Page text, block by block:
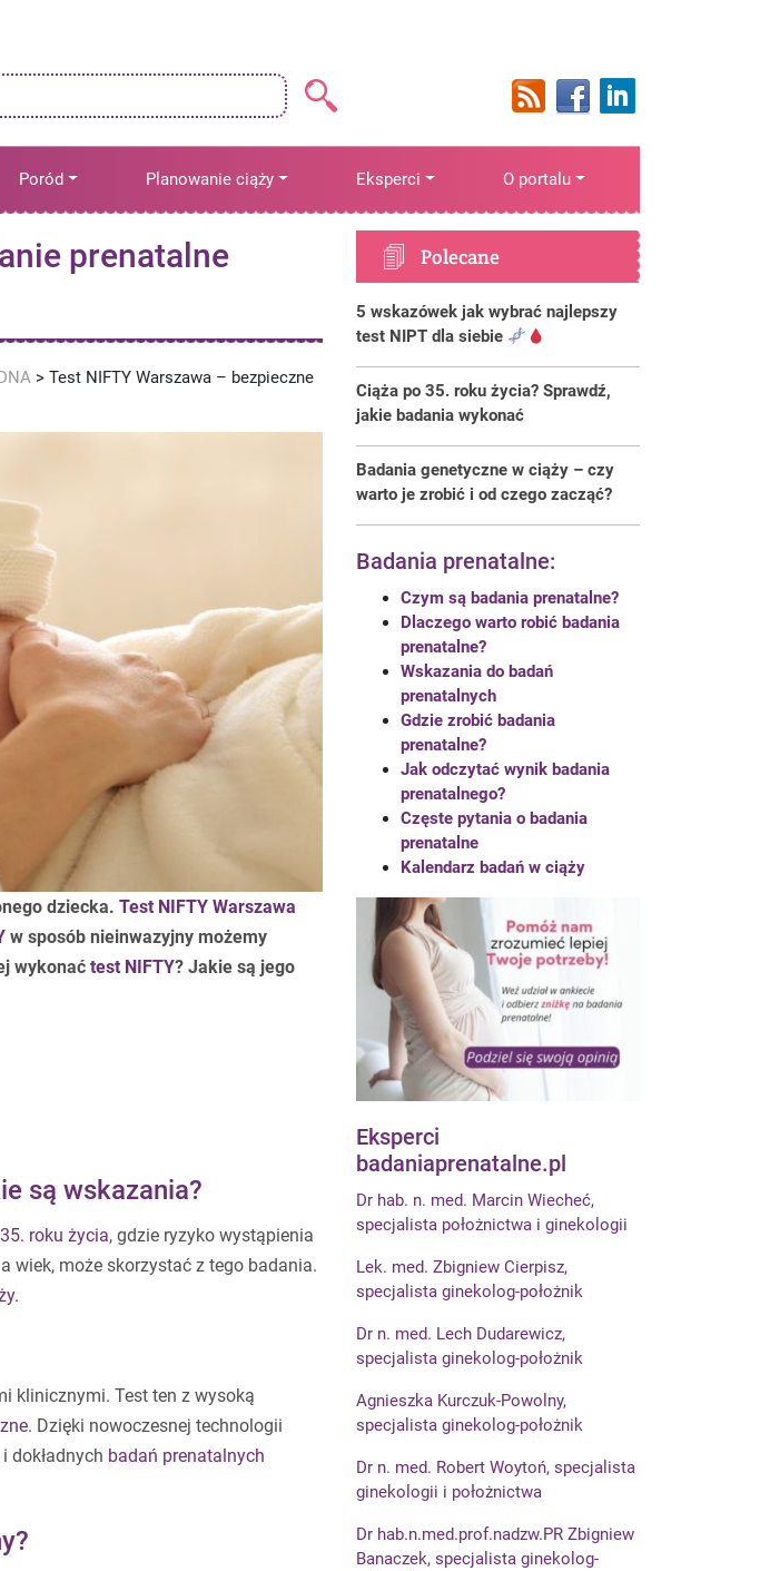
Poród Planowanie ciąży Eksperci O portalu
prenatalne
> Test NIFTY Warszawa – bezpieczne
dziecka. Test NIFTY Warszawa
w sposób nieinwazyjny możemy
wykonać test NIFTY? Jakie są jego
są wskazania?
roku życia, gdzie ryzyko wystąpienia
wiek, może skorzystać z tego badania.
.
klinicznymi. Test ten z wysoką
. Dzięki nowoczesnej technologii
dokładnych badań prenatalnych
Polecane
5 wskazówek jak wybrać najlepszy
test NIPT dla siebie
Ciąża po 35. roku życia? Sprawdź,
jakie badania wykonać
Badania genetyczne w ciąży – czy
warto je zrobić i od czego zacząć?
Badania prenatalne:
Czym są badania prenatalne?
Dlaczego warto robić badania
prenatalne?
Wskazania do badań
prenatalnych
Gdzie zrobić badania
prenatalne?
Jak odczytać wynik badania
prenatalnego?
Częste pytania o badania
prenatalne
Kalendarz badań w ciąży
Eksperci
badaniaprenatalne.pl
Dr hab. n. med. Marcin Wiecheć,
specjalista położnictwa i ginekologii
Lek. med. Zbigniew Cierpisz,
specjalista ginekolog-położnik
Dr n. med. Lech Dudarewicz,
specjalista ginekolog-położnik
Agnieszka Kurczuk-Powolny,
specjalista ginekolog-położnik
Dr n. med. Robert Woytoń, specjalista
ginekologii i położnictwa
Dr hab.n.med.prof.nadzw.PR Zbigniew
Banaczek, specjalista ginekolog-